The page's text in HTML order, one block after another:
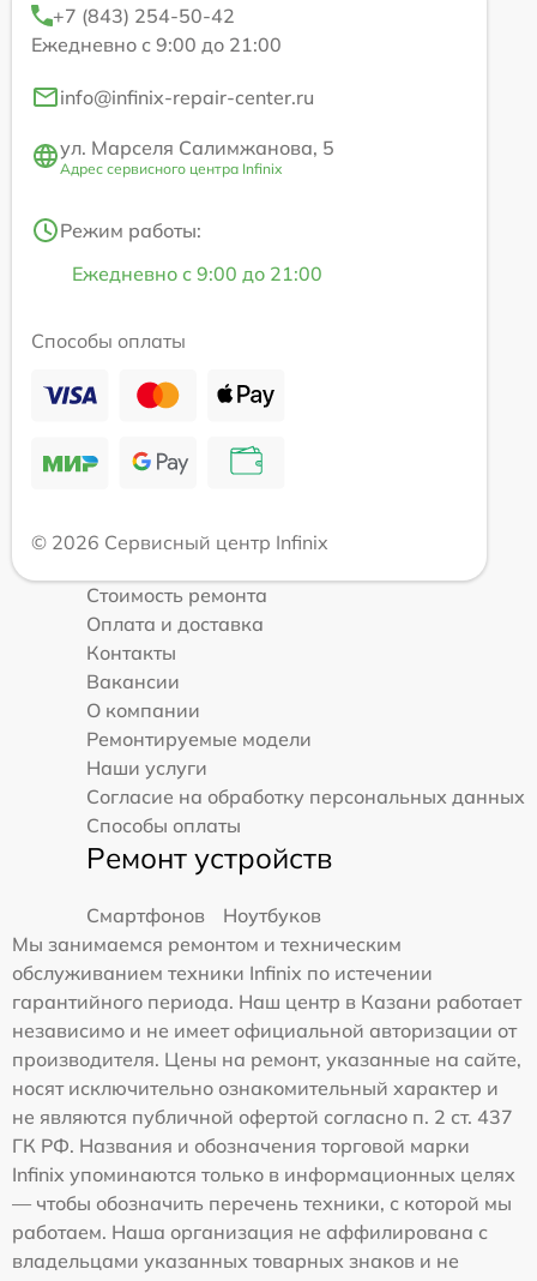
+7 (843) 254-50-42
Ежедневно с 9:00 до 21:00
info@infinix-repair-center.ru
ул. Марселя Салимжанова, 5
Адрес сервисного центра Infinix
Режим работы:
Ежедневно с 9:00 до 21:00
Способы оплаты
© 2026 Сервисный центр Infinix
Стоимость ремонта
Оплата и доставка
Контакты
Вакансии
О компании
Ремонтируемые модели
Наши услуги
Согласие на обработку персональных данных
Способы оплаты
Ремонт устройств
Смартфонов
Ноутбуков
Мы занимаемся ремонтом и техническим
обслуживанием техники Infinix по истечении
гарантийного периода. Наш центр в Казани работает
независимо и не имеет официальной авторизации от
производителя. Цены на ремонт, указанные на сайте,
носят исключительно ознакомительный характер и
не являются публичной офертой согласно п. 2 ст. 437
ГК РФ. Названия и обозначения торговой марки
Infinix упоминаются только в информационных целях
— чтобы обозначить перечень техники, с которой мы
работаем. Наша организация не аффилирована с
владельцами указанных товарных знаков и не